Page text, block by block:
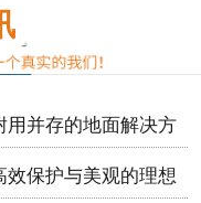
用并存的地面解决方
保护与美观的理想